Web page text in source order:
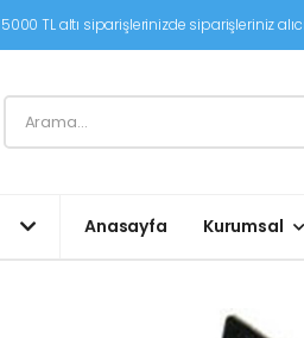
TL altı siparişlerinizde siparişleriniz
Anasayfa Kurumsal